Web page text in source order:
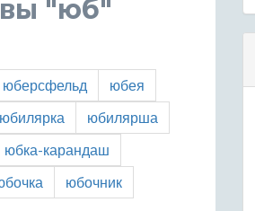
"юб"
юберсфельд
юбея
юбилярка
юбилярша
юбка-карандаш
юбочник